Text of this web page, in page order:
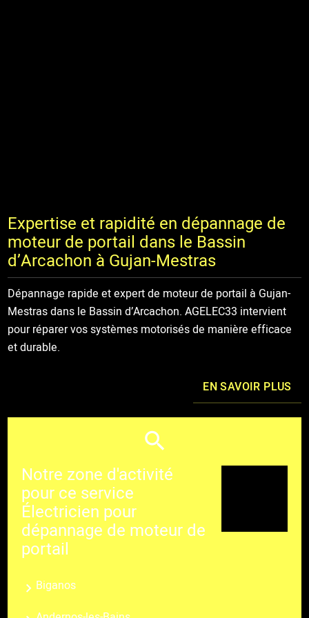
Expertise et rapidité en dépannage de
moteur de portail dans le Bassin
d’Arcachon à Gujan-Mestras
Dépannage rapide et expert de moteur de portail à Gujan-
Mestras dans le Bassin d’Arcachon. AGELEC33 intervient
pour réparer vos systèmes motorisés de manière efficace
et durable.
EN SAVOIR PLUS
Notre zone d'activité
pour ce service
Électricien pour
dépannage de moteur de
portail
Biganos